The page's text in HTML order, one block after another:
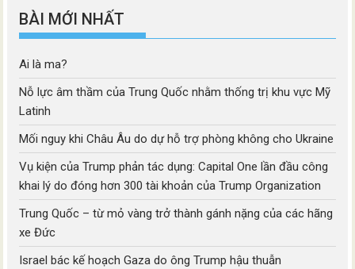
BÀI MỚI NHẤT
Ai là ma?
Nỗ lực âm thầm của Trung Quốc nhằm thống trị khu vực Mỹ
Latinh
Mối nguy khi Châu Âu do dự hỗ trợ phòng không cho Ukraine
Vụ kiện của Trump phản tác dụng: Capital One lần đầu công
khai lý do đóng hơn 300 tài khoản của Trump Organization
Trung Quốc – từ mỏ vàng trở thành gánh nặng của các hãng
xe Đức
Israel bác kế hoạch Gaza do ông Trump hậu thuẫn